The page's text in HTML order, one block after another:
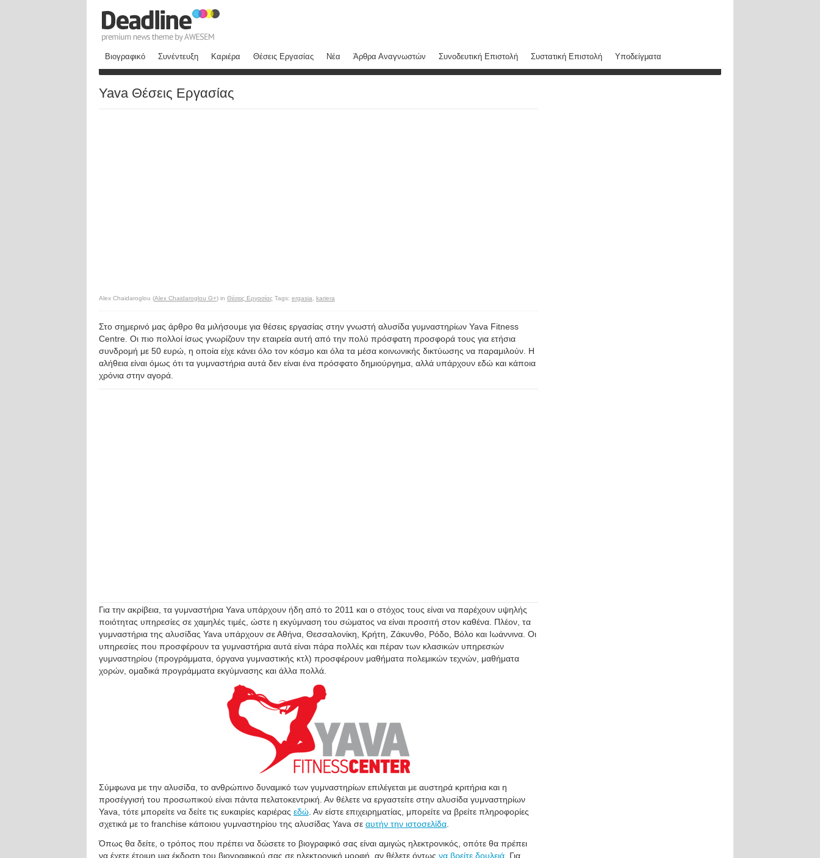
Βιογραφικό Συνέντευξη Καριέρα Θέσεις Εργασίας Νέα Άρθρα Αναγνωστών Συνοδευτική Επιστολή Συστατική Επιστολή Υποδείγματα
Yava Θέσεις Εργασίας
Alex Chaidaroglou (Alex Chaidaroglou G+) in Θέσεις Εργασίας Tags: ergasia kariera
Στο σημερινό μας άρθρο θα μιλήσουμε για θέσεις εργασίας στην γνωστή αλυσίδα γυμναστηρίων Yava Fitness
Centre. Οι πιο πολλοί ίσως γνωρίζουν την εταιρεία αυτή από την πολύ πρόσφατη προσφορά τους για ετήσια
συνδρομή με 50 ευρώ, η οποία είχε κάνει όλο τον κόσμο και όλα τα μέσα κοινωνικής δικτύωσης να παραμιλούν. Η
αλήθεια είναι όμως ότι τα γυμναστήρια αυτά δεν είναι ένα πρόσφατο δημιούργημα, αλλά υπάρχουν εδώ και κάποια
χρόνια στην αγορά.
Για την ακρίβεια, τα γυμναστήρια Yava υπάρχουν ήδη από το 2011 και ο στόχος τους είναι να παρέχουν υψηλής
ποιότητας υπηρεσίες σε χαμηλές τιμές, ώστε η εκγύμναση του σώματος να είναι προσιτή στον καθένα. Πλέον, τα
γυμναστήρια της αλυσίδας Yava υπάρχουν σε Αθήνα, Θεσσαλονίκη, Κρήτη, Ζάκυνθο, Ρόδο, Βόλο και Ιωάννινα. Οι
υπηρεσίες που προσφέρουν τα γυμναστήρια αυτά είναι πάρα πολλές και πέραν των κλασικών υπηρεσιών
γυμναστηρίου (προγράμματα, όργανα γυμναστικής κτλ) προσφέρουν μαθήματα πολεμικών τεχνών, μαθήματα
χορών, ομαδικά προγράμματα εκγύμνασης και άλλα πολλά.
Σύμφωνα με την αλυσίδα, το ανθρώπινο δυναμικό των γυμναστηρίων επιλέγεται με αυστηρά κριτήρια και η
προσέγγισή του προσωπικού είναι πάντα πελατοκεντρική. Αν θέλετε να εργαστείτε στην αλυσίδα γυμναστηρίων
Yava, τότε μπορείτε να δείτε τις ευκαιρίες καριέρας εδώ . Αν είστε επιχειρηματίας, μπορείτε να βρείτε πληροφορίες
σχετικά με το franchise κάποιου γυμναστηρίου της αλυσίδας Yava σε αυτήν την ιστοσελίδα
Όπως θα δείτε, ο τρόπος που πρέπει να δώσετε το βιογραφικό σας είναι αμιγώς ηλεκτρονικός, οπότε θα πρέπει
να έχετε έτοιμη μια έκδοση του βιογραφικού σας σε ηλεκτρονική μορφή, αν θέλετε όντως να βρείτε δουλειά . Για